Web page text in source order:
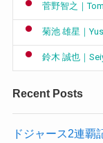
菅野智之｜
菊池 雄星｜
鈴木 誠也｜
Recent Posts
ドジャース2連覇